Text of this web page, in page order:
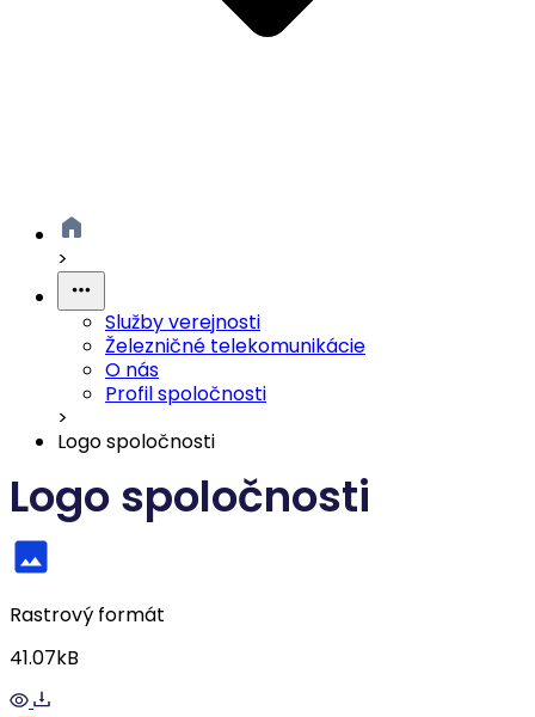
>
Služby verejnosti
Železničné telekomunikácie
O nás
Profil spoločnosti
>
Logo spoločnosti
Logo spoločnosti
Rastrový formát
41.07kB